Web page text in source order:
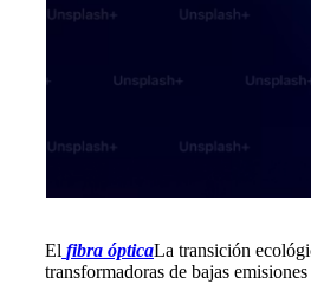
El fibra ópticaLa transición
transformadoras de bajas